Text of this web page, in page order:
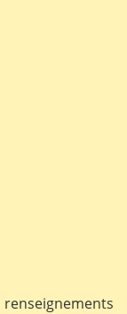
renseignements